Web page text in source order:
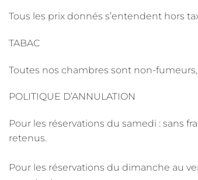
Tous les prix donnés s’entendent hors
TABAC
Toutes nos chambres sont non-
POLITIQUE D’ANNULATION
Pour les réservations du samedi : sans
retenus.
Pour les réservations du dimanche au